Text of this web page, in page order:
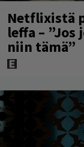
Netflixistä
leffa –
niin tämä”